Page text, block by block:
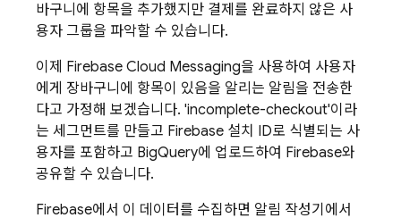
바구니에 항목을 추가했지만 결제를 완료하지 않은 사
용자 그룹을 파악할 수 있습니다.
이제 Firebase Cloud Messaging을 사용하여 사용자
에게 장바구니에 항목이 있음을 알리는 알림을 전송한
다고 가정해 보겠습니다. 'incomplete-checkout'이라
는 세그먼트를 만들고 Firebase 설치 ID로 식별되는 사
용자를 포함하고 BigQuery에 업로드하여 Firebase와
공유할 수 있습니다.
Firebase에서 이 데이터를 수집하면 알림 작성기에서